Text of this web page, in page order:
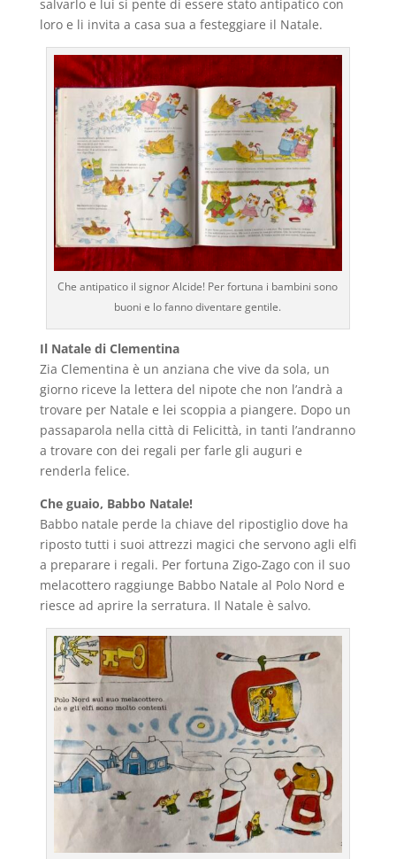
salvarlo e lui si pente di essere stato antipatico con
loro e li invita a casa sua a festeggiare il Natale.
Che antipatico il signor Alcide! Per fortuna i bambini sono
buoni e lo fanno diventare gentile.
Il Natale di Clementina
Zia Clementina è un anziana che vive da sola, un
giorno riceve la lettera del nipote che non l’andrà a
trovare per Natale e lei scoppia a piangere. Dopo un
passaparola nella città di Felicittà, in tanti l’andranno
a trovare con dei regali per farle gli auguri e
renderla felice.
Che guaio, Babbo Natale!
Babbo natale perde la chiave del ripostiglio dove ha
riposto tutti i suoi attrezzi magici che servono agli elfi
a preparare i regali. Per fortuna Zigo-Zago con il suo
melacottero raggiunge Babbo Natale al Polo Nord e
riesce ad aprire la serratura. Il Natale è salvo.